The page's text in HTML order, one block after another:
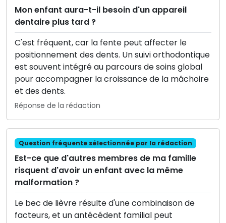
Mon enfant aura-t-il besoin d'un appareil
dentaire plus tard ?
C'est fréquent, car la fente peut affecter le
positionnement des dents. Un suivi orthodontique
est souvent intégré au parcours de soins global
pour accompagner la croissance de la mâchoire
et des dents.
Réponse de la rédaction
Question fréquente sélectionnée par la rédaction
Est-ce que d'autres membres de ma famille
risquent d'avoir un enfant avec la même
malformation ?
Le bec de lièvre résulte d'une combinaison de
facteurs, et un antécédent familial peut